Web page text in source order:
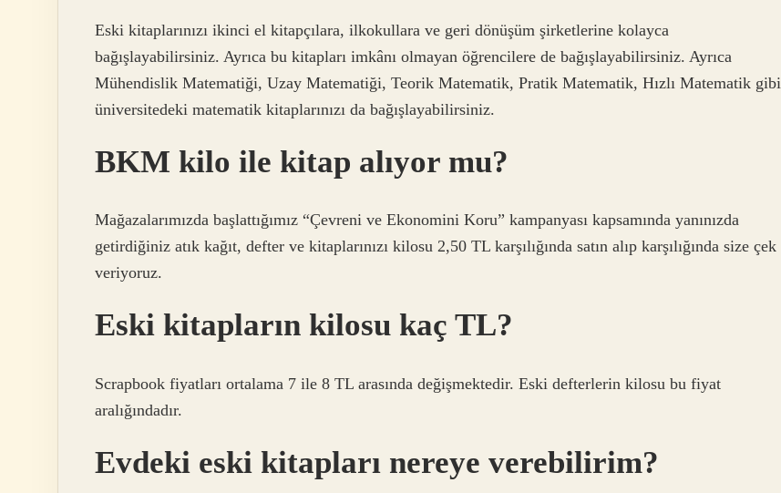
Eski kitaplarınızı ikinci el kitapçılara, ilkokullara ve geri dönüşüm şirketlerine kolayca
bağışlayabilirsiniz. Ayrıca bu kitapları imkânı olmayan öğrencilere de bağışlayabilirsiniz. Ayrıca
Mühendislik Matematiği, Uzay Matematiği, Teorik Matematik, Pratik Matematik, Hızlı Matematik gibi
üniversitedeki matematik kitaplarınızı da bağışlayabilirsiniz.
BKM kilo ile kitap alıyor mu?
Mağazalarımızda başlattığımız “Çevreni ve Ekonomini Koru” kampanyası kapsamında yanınızda
getirdiğiniz atık kağıt, defter ve kitaplarınızı kilosu 2,50 TL karşılığında satın alıp karşılığında size çek
veriyoruz.
Eski kitapların kilosu kaç TL?
Scrapbook fiyatları ortalama 7 ile 8 TL arasında değişmektedir. Eski defterlerin kilosu bu fiyat
aralığındadır.
Evdeki eski kitapları nereye verebilirim?